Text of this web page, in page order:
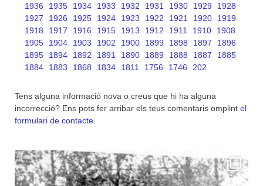
1936
1935 1934 1933 1932 1931 1930 1929
1928
1927
1926 1925 1924 1923 1922 1921 1920
1919
1918
1917 1916 1915 1913 1912 1911 1910
1908
1905
1904 1903 1902 1900 1899 1898 1897
1896
1895
1894 1892 1891 1890 1889 1888 1887
1885
1884
1883 1868 1834 1811 1756 1746 202
Tens alguna informació nova o creus que hi ha alguna
incorrecció? Ens pots fer arribar els teus comentaris omplint el
formulari de contacte